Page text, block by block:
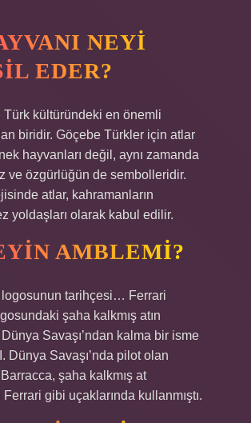
NEYI
EDER?
Türk kültüründeki en önemli
biridir. Göçebe Türkler için atlar
hayvanları değil, aynı zamanda
ve özgürlüğün de sembolleridir.
atlar, kahramanların
yoldaşları olarak kabul edilir.
AMBLEMI?
logosunun tarihçesi… Ferrari
şaha kalkmış atın
Savaşı’ndan kalma bir isme
Dünya Savaşı’nda pilot olan
şaha kalkmış at
gibi uçaklarında kullanmıştı.